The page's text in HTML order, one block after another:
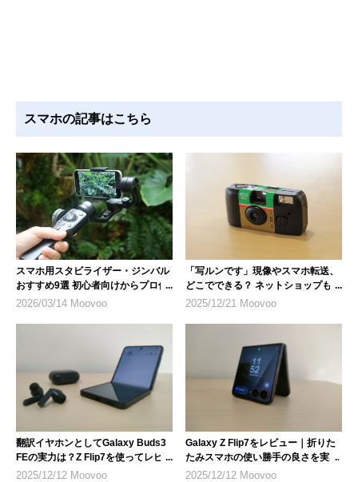
スマホの記事はこちら
スマホ用スタビライザー・ジンバル
おすすめ9選 初心者向けからプロ仕
様まで
2026/03/14 Moovoo
「写ルンです」現像やスマホ転送、
どこでできる？ ネットショップも便
利
2025/12/21 Moovoo
翻訳イヤホンとしてGalaxy Buds3
FEの実力は？Z Flip7を使ってレビ
ュー
2025/12/12 Moovoo
Galaxy Z Flip7をレビュー｜折りた
たみスマホの使い勝手の良さを実感
2025/12/12 Moovoo